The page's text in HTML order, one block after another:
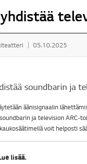
05.10.2025
soundbarin ja
äänisignaalin
ja television ARC-
voit helposti
lisää.